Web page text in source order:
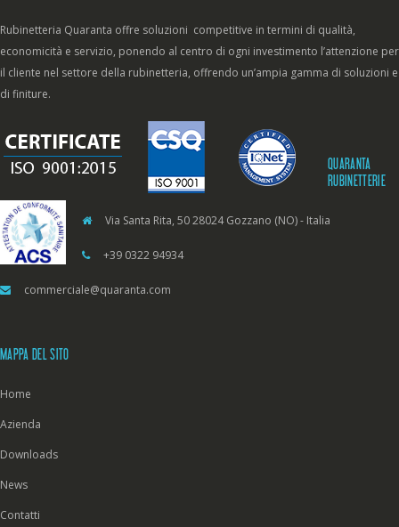
Rubinetteria Quaranta offre soluzioni competitive in termini di qualità,
economicità e servizio, ponendo al centro di ogni investimento l’attenzione per
il cliente nel settore della rubinetteria, offrendo un’ampia gamma di soluzioni e
di finiture.
QUARANTA
RUBINETTERIE
Via Santa Rita, 50 28024 Gozzano (NO) - Italia
+39 0322 94934
commerciale@quaranta.com
MAPPA DEL SITO
Home
Azienda
Downloads
News
Contatti